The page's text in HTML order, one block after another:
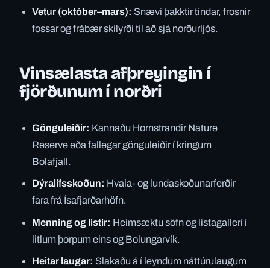
Vetur (október–mars): Snævi þakktir tindar, frosnir
fossar og frábær skilyrði til að sjá norðurljós.
Vinsælasta afþreyingin í
fjörðunum í norðri
Gönguleiðir: Kannaðu Hornstrandir Nature
Reserve eða fallegar gönguleiðir í kringum
Bolafjall.
Dýralífsskoðun: Hvala- og lundaskoðunarferðir
fara frá Ísafjarðarhöfn.
Menning og listir: Heimsæktu söfn og listagallerí í
litlum þorpum eins og Bolungarvík.
Heitar laugar: Slakaðu á í leyndum náttúrulaugum